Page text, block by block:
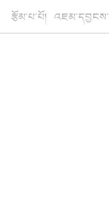
རྩོམ་པ་པོ།